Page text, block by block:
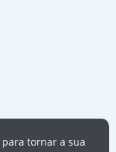
para tornar a sua